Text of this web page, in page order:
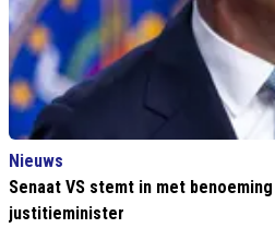
Nieuws
Senaat VS stemt in met
justitieminister